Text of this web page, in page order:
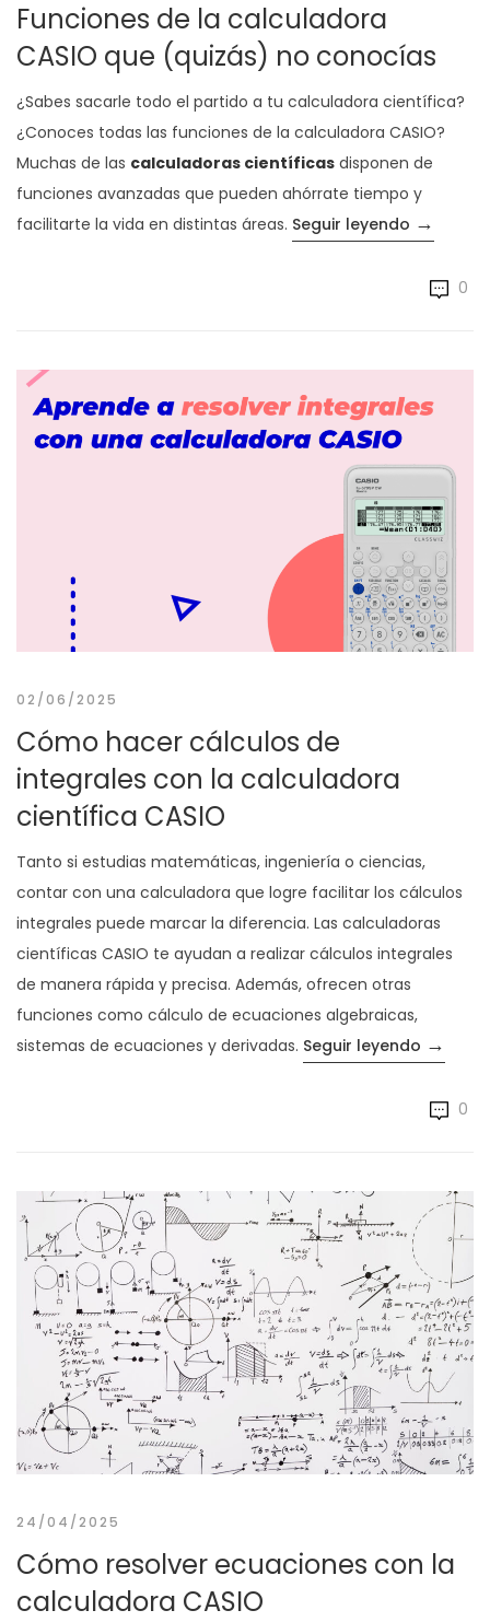
Funciones de la calculadora
CASIO que (quizás) no conocías
¿Sabes sacarle todo el partido a tu calculadora científica?
¿Conoces todas las funciones de la calculadora CASIO?
Muchas de las calculadoras científicas disponen de
funciones avanzadas que pueden ahórrate tiempo y
facilitarte la vida en distintas áreas. Seguir leyendo →
0
02/06/2025
Cómo hacer cálculos de
integrales con la calculadora
científica CASIO
Tanto si estudias matemáticas, ingeniería o ciencias,
contar con una calculadora que logre facilitar los cálculos
integrales puede marcar la diferencia. Las calculadoras
científicas CASIO te ayudan a realizar cálculos integrales
de manera rápida y precisa. Además, ofrecen otras
funciones como cálculo de ecuaciones algebraicas,
sistemas de ecuaciones y derivadas. Seguir leyendo →
0
24/04/2025
Cómo resolver ecuaciones con la
calculadora CASIO